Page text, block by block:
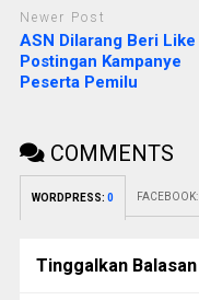
Newer Post
ASN Dilarang Beri Like
Postingan Kampanye
Peserta Pemilu
COMMENTS
WORDPRESS: 0 FACEBOOK:
Tinggalkan Balasan